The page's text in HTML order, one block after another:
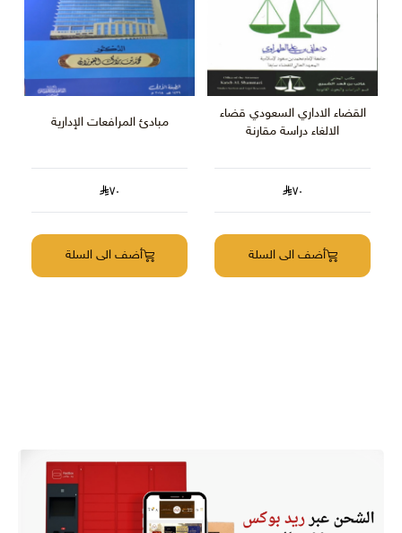
القضاء الاداري السعودي قضاء
الالغاء دراسة مقارنة
٧٠
أضف الى السلة
مبادئ المرافعات الإدارية
٧٠
أضف الى السلة